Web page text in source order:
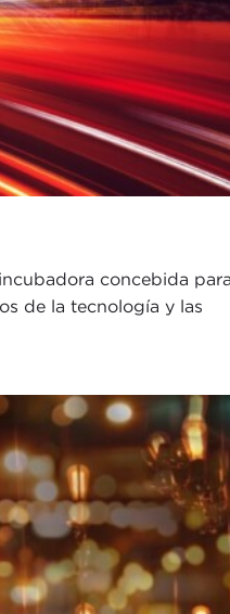
concebida para
de la tecnología y las